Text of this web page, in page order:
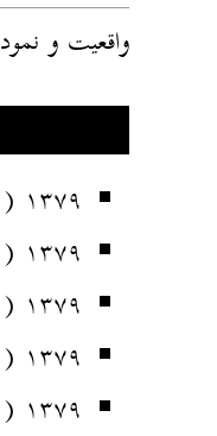
واقعیت و نمود
۱۳۷۹ (۱)
۱۳۷۹ (۱)
۱۳۷۹ (۱)
۱۳۷۹ (۱)
۱۳۷۹ (۱)